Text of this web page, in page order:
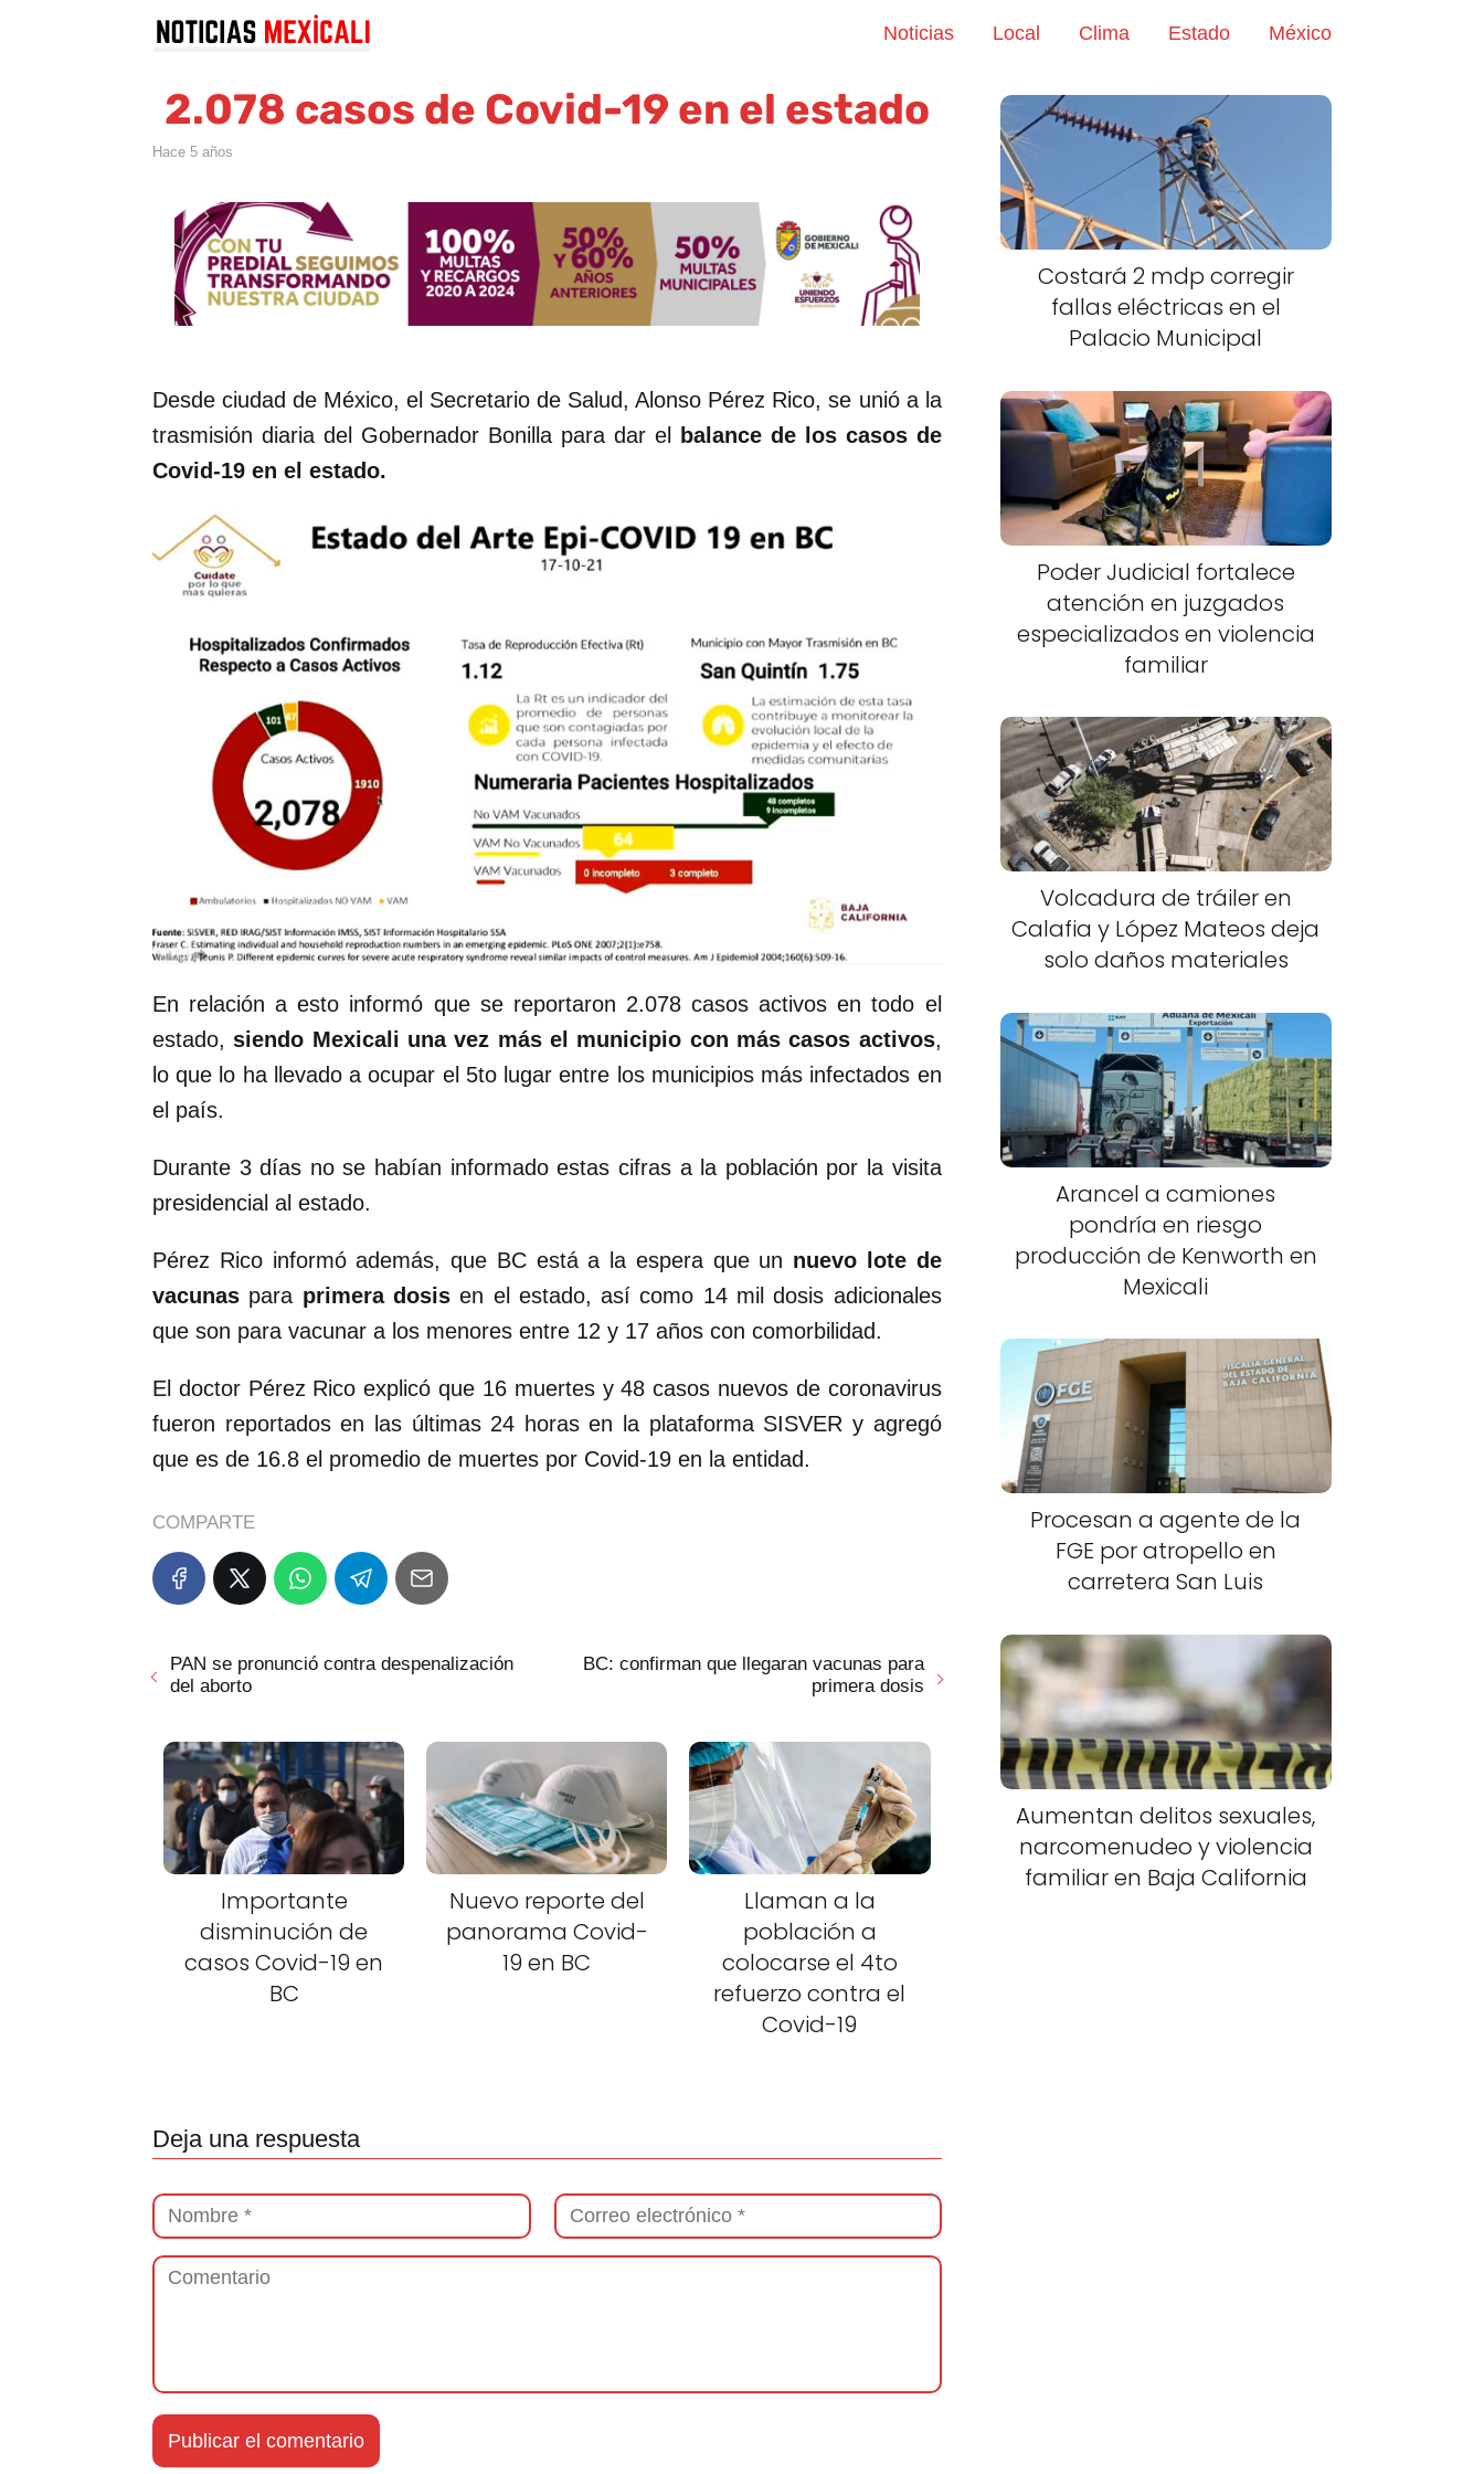
Noticias Local Clima Estado México
2.078 casos de Covid-19 en el estado
hace 5 años
Desde ciudad de México, el Secretario de Salud, Alonso Pérez Rico, se unió a la
trasmisión diaria del Gobernador Bonilla para dar el
balance de los casos de
Covid-19 en el estado.
En relación a esto informó que se reportaron 2.078 casos activos en todo el
estado, siendo Mexicali una vez más el municipio con más casos activos,
lo que lo ha llevado a ocupar el 5to lugar entre los municipios más infectados en
el país.
Durante 3 días no se habían informado estas cifras a la población por la visita
presidencial al estado.
Pérez Rico informó además, que BC está a la espera que un nuevo lote de
vacunas para primera dosisen el estado, así como 14 mil dosis adicionales
que son para vacunar a los menores entre 12 y 17 años con comorbilidad.
El doctor Pérez Rico explicó que 16 muertes y 48 casos nuevos de coronavirus
fueron reportados en las últimas 24 horas en la plataforma SISVER y agregó
que es de 16.8 el promedio de muertes por Covid-19 en la entidad.
COMPARTE
PAN se pronunció contra despenalización
del aborto
BC: confirman que llegaran vacunas para
primera dosis
Importante
disminución de
casos Covid-19 en
BC
Nuevo reporte del
panorama Covid-
19 en BC
Llaman a la
población a
colocarse el 4to
refuerzo contra el
Covid-19
Deja una respuesta
Costará 2 mdp corregir
fallas eléctricas en el
Palacio Municipal
Poder Judicial fortalece
atención en juzgados
especializados en violencia
familiar
Volcadura de tráiler en
Calafia y López Mateos deja
solo daños materiales
Arancel a camiones
pondría en riesgo
producción de Kenworth en
Mexicali
Procesan a agente de la
FGE por atropello en
carretera San Luis
Aumentan delitos sexuales,
narcomenudeo y violencia
familiar en Baja California